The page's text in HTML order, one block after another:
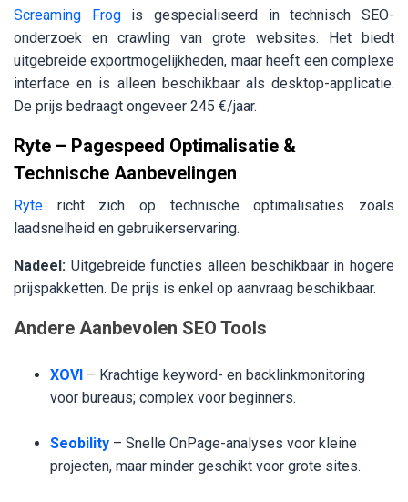
Screaming Frogis gespecialiseerd in technisch SEO-
onderzoek en crawling van grote websites. Het biedt
uitgebreide exportmogelijkheden, maar heeft een complexe
interface en is alleen beschikbaar als desktop-applicatie.
De prijs bedraagt ongeveer 245 €/jaar.
Ryte – Pagespeed Optimalisatie &
Technische Aanbevelingen
Ryte richt zich op technische optimalisaties zoals
laadsnelheid en gebruikerservaring.
Nadeel: Uitgebreide functies alleen beschikbaar in hogere
prijspakketten. De prijs is enkel op aanvraag beschikbaar.
Andere Aanbevolen SEO Tools
XOVI – Krachtige keyword- en backlinkmonitoring
voor bureaus; complex voor beginners.
Seobility – Snelle OnPage-analyses voor kleine
projecten, maar minder geschikt voor grote sites.